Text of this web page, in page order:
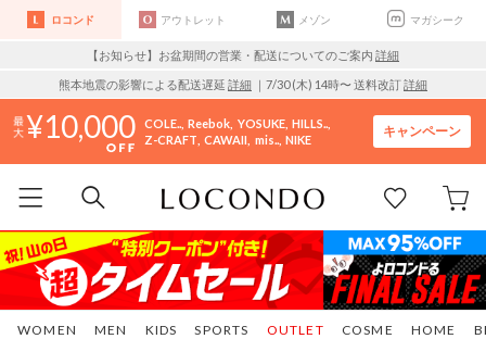
ロコンド アウトレット メゾン マガシーク
【お知らせ】お盆期間の営業・配送についてのご案内 詳細
熊本地震の影響による配送遅延 詳細 ｜7/30 (木) 14時〜 送料改訂詳細
10,000 COLE.. Reebok YOSUKE HILLS..
Z-CRAFT CAWAII mis.. NIKE
キャンペーン
WOMEN MEN KIDS SPORTS COSME HOME
OUTLET